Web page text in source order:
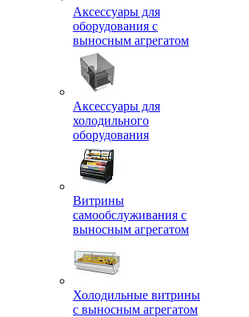
Аксессуары для
оборудования с
выносным агрегатом
Аксессуары для
холодильного
оборудования
Витрины
самообслуживания с
выносным агрегатом
Холодильные витрины
с выносным агрегатом